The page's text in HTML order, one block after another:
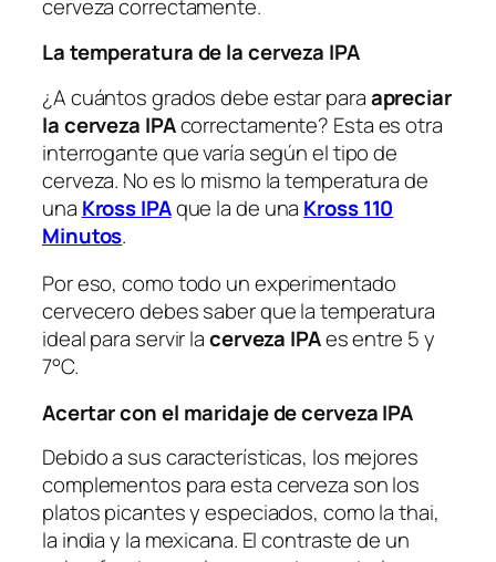
cerveza correctamente.
La temperatura de la cerveza IPA
¿A cuántos grados debe estar paraapreciar
la cerveza IPAcorrectamente? Esta es otra
interrogante que varía según el tipo de
cerveza. No es lo mismo la temperatura de
una Kross IPAque la de una Kross 110
Minutos.
Por eso, como todo un experimentado
cervecero debes saber que la temperatura
ideal para servir lacerveza IPAes entre 5 y
7°C.
Acertar con el maridaje de cerveza IPA
Debido a sus características, los mejores
complementos para esta cerveza son los
platos picantes y especiados, como la thai,
la india y la mexicana. El contraste de un